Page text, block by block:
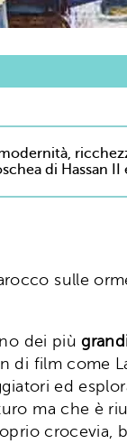
di Hassan
sulle
dei più
di film come
ed
ma che è
crocevia,